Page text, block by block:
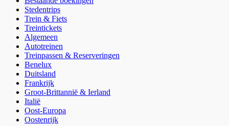
Stedentrips
Trein & Fiets
Treintickets
Algemeen
Autotreinen
Treinpassen & Reserveringen
Benelux
Duitsland
Frankrijk
Groot-Brittannië & Ierland
Italië
Oost-Europa
Oostenrijk